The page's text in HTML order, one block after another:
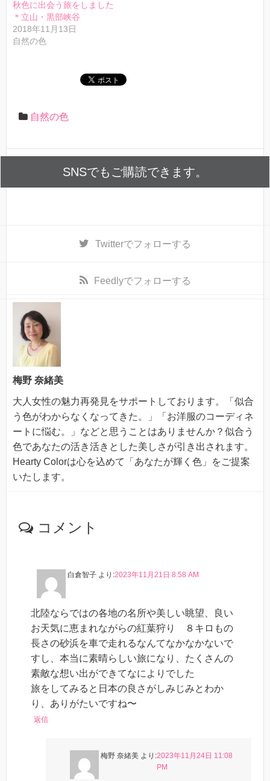
秋色に出会う旅をしました
＊立山・黒部峡谷
2018年11月13日
自然の色
自然の色
SNSでもご購読できます。
Twitterでフォローする
Feedlyでフォローする
梅野 奈緒美
大人女性の魅力再発見をサポートしております。「似合
う色がわからなくなってきた。」「お洋服のコーディネ
ートに悩む。」などと思うことはありませんか？似合う
色であなたの活き活きとした美しさが引き出されます。
Hearty Colorは心を込めて「あなたが輝く色」をご提案
いたします。
コメント
白倉智子 より:2023年11月21日 8:58 AM
北陸ならではの各地の名所や美しい眺望、良い
お天気に恵まれながらの紅葉狩り ８キロもの
長さの砂浜を車で走れるなんてなかなかないで
すし、本当に素晴らしい旅になり、たくさんの
素敵な想い出ができてなによりでした
旅をしてみると日本の良さがしみじみとわか
り、ありがたいですね〜
返信
梅野 奈緒美 より:2023年11月24日 11:08
PM